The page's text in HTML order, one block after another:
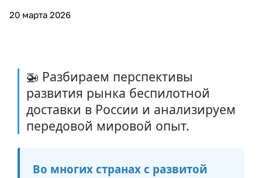
20 марта 2026
🚁 Разбираем перспективы
развития рынка беспилотной
доставки в России и анализируем
передовой мировой опыт.
Во многих странах с развитой